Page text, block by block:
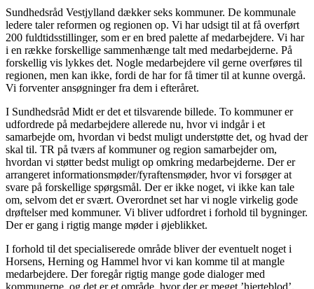
Sundhedsråd Vestjylland dækker seks kommuner. De kommunale
ledere taler reformen og regionen op. Vi har udsigt til at få overført
200 fuldtidsstillinger, som er en bred palette af medarbejdere. Vi har
i en række forskellige sammenhænge talt med medarbejderne. På
forskellig vis lykkes det. Nogle medarbejdere vil gerne overføres til
regionen, men kan ikke, fordi de har for få timer til at kunne overgå.
Vi forventer ansøgninger fra dem i efteråret.
I Sundhedsråd Midt er det et tilsvarende billede. To kommuner er
udfordrede på medarbejdere allerede nu, hvor vi indgår i et
samarbejde om, hvordan vi bedst muligt understøtte det, og hvad der
skal til. TR på tværs af kommuner og region samarbejder om,
hvordan vi støtter bedst muligt op omkring medarbejderne. Der er
arrangeret informationsmøder/fyraftensmøder, hvor vi forsøger at
svare på forskellige spørgsmål. Der er ikke noget, vi ikke kan tale
om, selvom det er svært. Overordnet set har vi nogle virkelig gode
drøftelser med kommuner. Vi bliver udfordret i forhold til bygninger.
Der er gang i rigtig mange møder i øjeblikket.
I forhold til det specialiserede område bliver der eventuelt noget i
Horsens, Herning og Hammel hvor vi kan komme til at mangle
medarbejdere. Der foregår rigtig mange gode dialoger med
kommunerne, og det er et område, hvor der er meget ’hjerteblod’.